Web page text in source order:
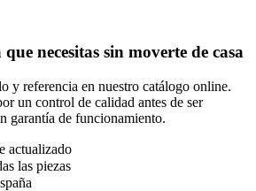
necesitas sin moverte de casa
y referencia en nuestro catálogo online.
un control de calidad antes de ser
garantía de funcionamiento.
actualizado
las piezas